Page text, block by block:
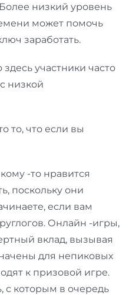
низкий уровень
может помочь
заработать.
участники часто
низкой
то, что если вы
-то нравится
поскольку они
если вам
Онлайн -игры,
вклад, вызывая
для непиковых
к призовой игре.
с которым в очередь